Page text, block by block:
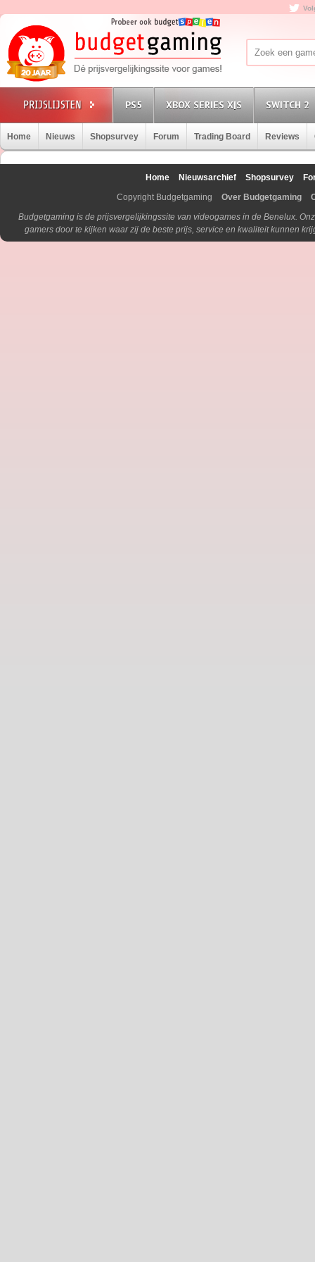
PS5 XBOX SERIES X|S SWITCH 2
Home Nieuws Shopsurvey Forum Trading Board Reviews
Home Nieuwsarchief Shopsurvey
Copyright Budgetgaming
Over Budgetgaming
Budgetgaming is de prijsvergelijkingssite van videogames in de Benelux.
gamers door te kijken waar zij de beste prijs, service en kwaliteit kunnen